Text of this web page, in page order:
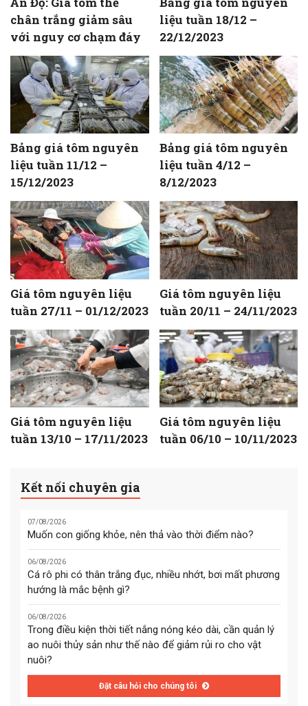
chân trắng giảm sâu
với nguy cơ chạm đáy
liệu tuần 18/12 –
22/12/2023
Bảng giá tôm nguyên
liệu tuần 11/12 –
15/12/2023
Bảng giá tôm nguyên
liệu tuần 4/12 –
8/12/2023
Giá tôm nguyên liệu
tuần 27/11 – 01/12/2023
Giá tôm nguyên liệu
tuần 20/11 – 24/11/2023
Giá tôm nguyên liệu
tuần 13/10 – 17/11/2023
Giá tôm nguyên liệu
tuần 06/10 – 10/11/2023
Kết nối chuyên gia
07/08/2026
Muốn con giống khỏe, nên thả vào thời điểm nào?
06/08/2026
Cá rô phi có thân trắng đục, nhiều nhớt, bơi mất phương
hướng là mắc bệnh gì?
06/08/2026
Trong điều kiện thời tiết nắng nóng kéo dài, cần quản lý
ao nuôi thủy sản như thế nào để giảm rủi ro cho vật
nuôi?
Đặt câu hỏi cho chúng tôi